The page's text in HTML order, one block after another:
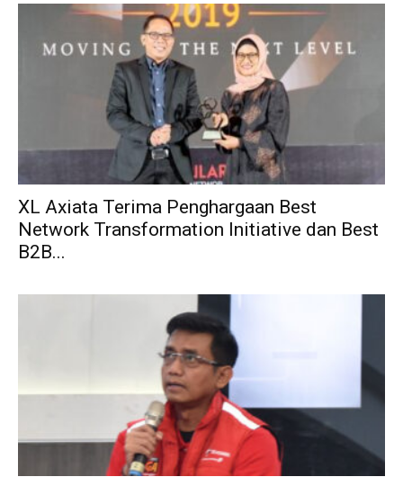
XL Axiata Terima Penghargaan Best
Network Transformation Initiative dan Best
B2B...